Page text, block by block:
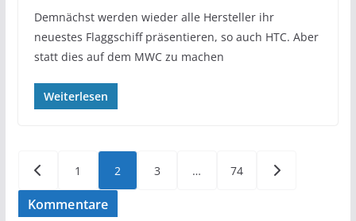
Demnächst werden wieder alle Hersteller ihr
neuestes Flaggschiff präsentieren, so auch HTC. Aber
statt dies auf dem MWC zu machen
Weiterlesen
Seitennummerierung
der
1 2 3 … 74
Kommentare